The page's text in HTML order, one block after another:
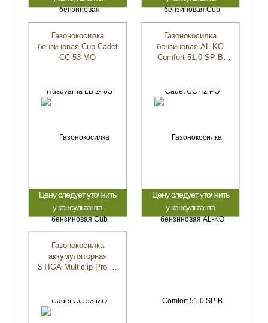
Газонокосилка
бензиновая Cub Cadet
CC 53 MO
Цену следует уточнить
у консультанта
Газонокосилка
бензиновая AL-KO
Comfort 51.0 SP-B
Цену следует уточнить
у консультанта
Газонокосилка
аккумуляторная
STIGA Multiclip Pro 50